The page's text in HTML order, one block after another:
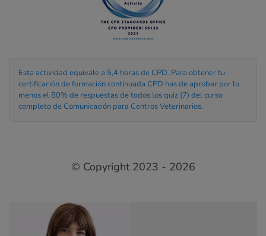
Esta actividad equivale a 5,4 horas de CPD. Para obtener tu
certificación de formación continuada CPD has de aprobar por lo
menos el 80% de respuestas de todos los quiz (7) del curso
completo de Comunicación para Centros Veterinarios.
© Copyright 2023 - 2026